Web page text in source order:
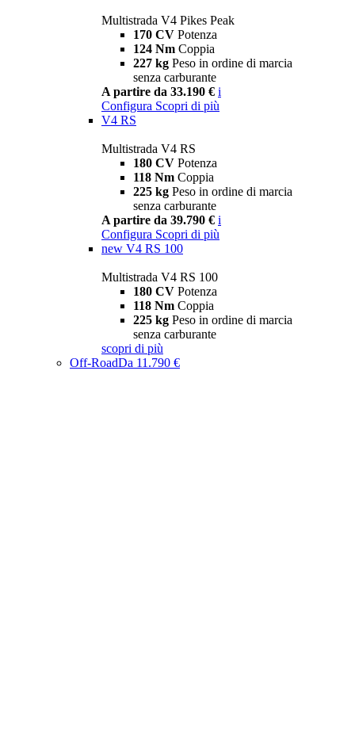
Multistrada V4 Pikes Peak
170 CV Potenza
124 Nm Coppia
227 kg Peso in ordine di marcia
senza carburante
A partire da 33.190 € i
Configura Scopri di più
V4 RS
Multistrada V4 RS
180 CV Potenza
118 Nm Coppia
225 kg Peso in ordine di marcia
senza carburante
A partire da 39.790 € i
Configura Scopri di più
new V4 RS 100
Multistrada V4 RS 100
180 CV Potenza
118 Nm Coppia
225 kg Peso in ordine di marcia
senza carburante
scopri di più
Off-RoadDa 11.790 €